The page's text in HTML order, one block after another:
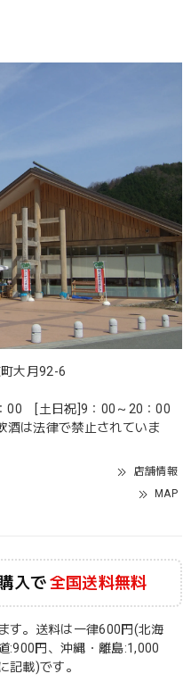
大月92-6
00 [土日祝]9：00～20：00
酒は法律で禁止されていま
店舗情報
MAP
入で全国送料無料
す。送料は一律600円(北海
:900円、沖縄・離島:1,000
記載)です。